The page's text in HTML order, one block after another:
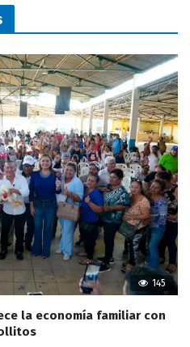
145
la economía familiar con